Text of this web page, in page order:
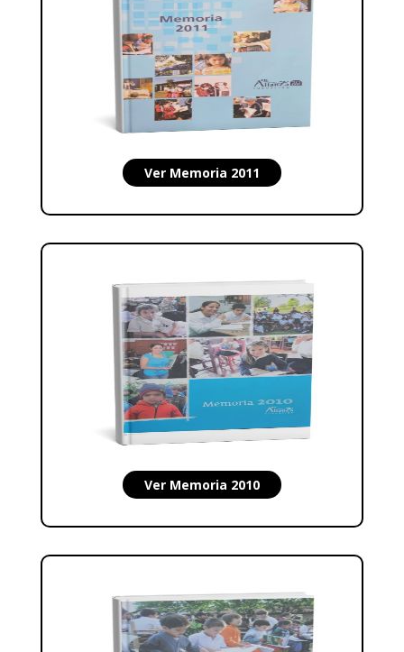
Ver Memoria 2011
Ver Memoria 2010